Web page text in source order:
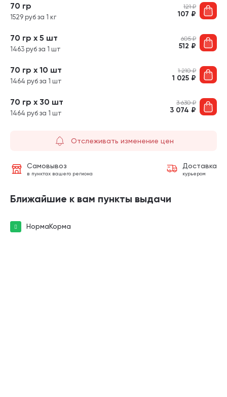
70 гр
1529 руб за 1 кг
121₽
107 ₽
70 гр х 5 шт
1463 руб за 1 шт
605₽
512 ₽
70 гр х 10 шт
1464 руб за 1 шт
1 210₽
1 025 ₽
70 гр х 30 шт
1464 руб за 1 шт
3 630₽
3 074 ₽
Отслеживать изменение цен
Самовывоз
в пунктах вашего региона
Доставка
курьером
Ближайшие к вам пункты выдачи
НормаКорма